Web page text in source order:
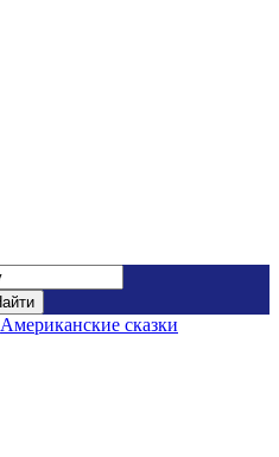
Американские сказки